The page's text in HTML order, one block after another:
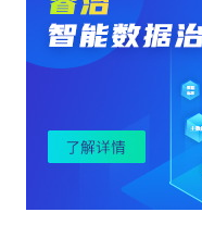
数据实时存储、数据分析展现等
案
交换、数据共享等方面，为企业